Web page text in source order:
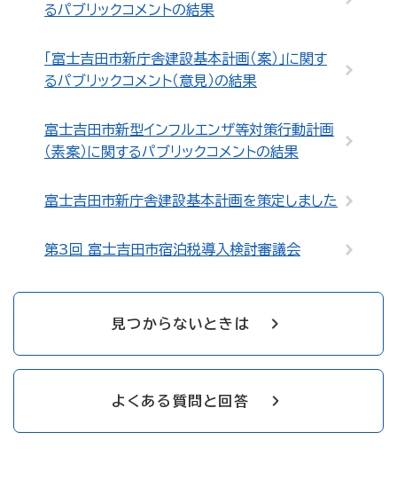
るパブリックコメントの結果
「富士吉田市新庁舎建設基本計画（案）」に関す
るパブリックコメント（意見）の結果
富士吉田市新型インフルエンザ等対策行動計画
（素案）に関するパブリックコメントの結果
富士吉田市新庁舎建設基本計画を策定しました
第3回 富士吉田市宿泊税導入検討審議会
見つからないときは
よくある質問と回答